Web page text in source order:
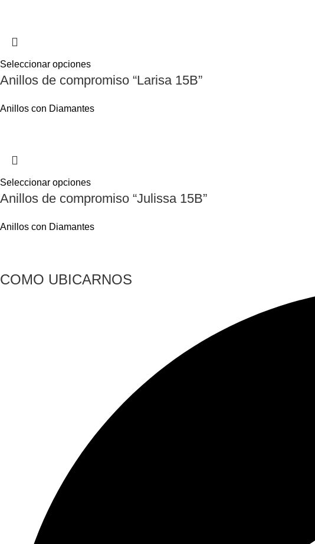
Seleccionar opciones
Anillos de compromiso “Larisa 15B”
Anillos con Diamantes
Seleccionar opciones
Anillos de compromiso “Julissa 15B”
Anillos con Diamantes
COMO UBICARNOS